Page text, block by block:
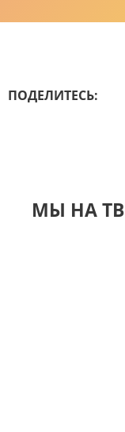
ПОДЕЛИТЕСЬ:
МЫ НА ТВ